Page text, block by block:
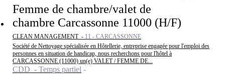
Femme de chambre/valet de
chambre Carcassonne 11000 (H/F)
CLEAN MANAGEMENT - 11 - CARCASSONNE
Société de Nettoyage spécialisée en Hôtellerie, entreprise engagée pour l'emploi des
personnes en situation de handicap, nous recherchons pour l'hôtel à
CARCASSONNE (11000) un(e) VALET / FEMME DE...
CDD - Temps partiel